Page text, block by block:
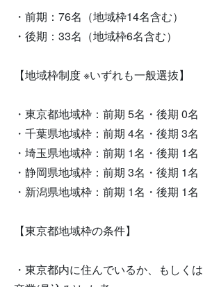
・前期：76名（地域枠14名含む）
・後期：33名（地域枠6名含む）
【地域枠制度 ※いずれも一般選抜】
・東京都地域枠：前期 5名・後期 0名
・千葉県地域枠：前期 4名・後期 3名
・埼玉県地域枠：前期 1名・後期 1名
・静岡県地域枠：前期 3名・後期 1名
・新潟県地域枠：前期 1名・後期 1名
【東京都地域枠の条件】
・東京都内に住んでいるか、もしく